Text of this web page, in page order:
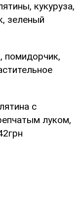
кукуруза,
зеленый
помидорчик,
с
луком,